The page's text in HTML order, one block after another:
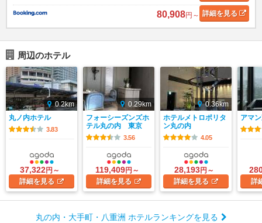
80,908円～ 詳細を見る
周辺のホテル
0.2km
丸ノ内ホテル
3.83
37,322円～
詳細を見る
0.29km
フォーシーズンズホ
テル丸の内 東京
3.56
119,409円～
詳細を見る
0.36km
ホテルメトロポリタ
ン丸の内
4.05
28,193円～
詳細を見る
アマ
詳
丸の内・大手町・八重洲 ホテルランキングを見る